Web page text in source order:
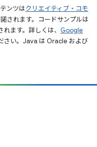
ンツはクリエイティブ・コモ
されます。コードサンプルは
ます。詳しくは、 Google
さい。Java は Oracle および